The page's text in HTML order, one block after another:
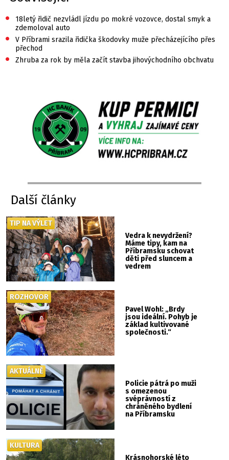
•
18letý řidič nezvládl jízdu po mokré vozovce, dostal smyk a
zdemoloval auto
•
V Příbrami srazila řidička škodovky muže přecházejícího přes
přechod
• Zhruba za rok by měla začít stavba jihovýchodního obchvatu
Další články
Vedra k nevydržení?
Máme tipy, kam na
Příbramsku schovat
děti před sluncem a
vedrem
TIP NA VÝLET
Pavel Wohl: „Brdy
jsou ideální. Pohyb je
základ kultivované
společnosti.“
ROZHOVOR
Policie pátrá po muži
s omezenou
svéprávností z
chráněného bydlení
na Příbramsku
AKTUÁLNĚ
Krásnohorské léto
KULTURA